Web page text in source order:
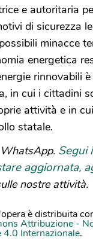
e autoritaria
di sicurezza
minacce
energetica
rinnovabili
in cui i cittadini
attività e in
statale.
Segui
aggiornata,
nostre attività.
è distribuita
Attribuzione -
4.0 Internazionale.